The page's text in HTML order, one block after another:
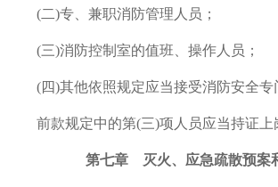
(二)专、兼职消防管理人员；
(三)消防控制室的值班、操作人员；
(四)其他依照规定应当接受消防安全专
前款规定中的第(三)项人员应当持证上
第七章 灭火、应急疏散预案